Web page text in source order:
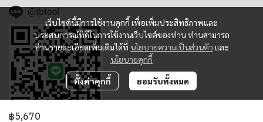
฿5,670
เว็บไซต์นี้มีการใช้งานคุกกี้ เพื่อเพิ่มประสิทธิภาพและ
ประสบการณ์ที่ดีในการใช้งานเว็บไซต์ของท่าน ท่านสามารถ
อ่านรายละเอียดเพิ่มเติมได้ที่ นโยบายความเป็นส่วนตัว และ
นโยบายคุกกี้
ตั้งค่าคุกกี้ ยอมรับทั้งหมด
@tbtool